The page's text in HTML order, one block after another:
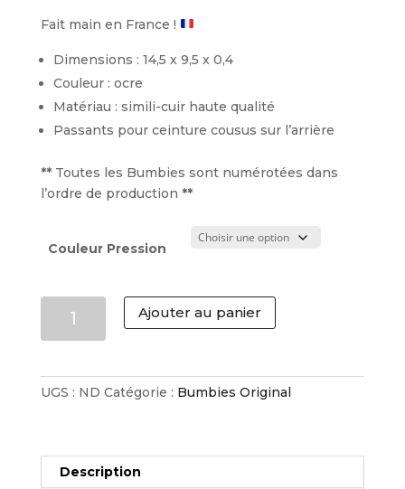
Fait main en France !
Dimensions : 14,5 x 9,5 x 0,4
Couleur : ocre
Matériau : simili-cuir haute qualité
Passants pour ceinture cousus sur l’arrière
**Toutes les Bumbies sont numérotées dans
l’ordre de production **
Couleur Pression
OCRE
Ajouter au panier
UGS : ND Catégorie : Bumbies Original
Description